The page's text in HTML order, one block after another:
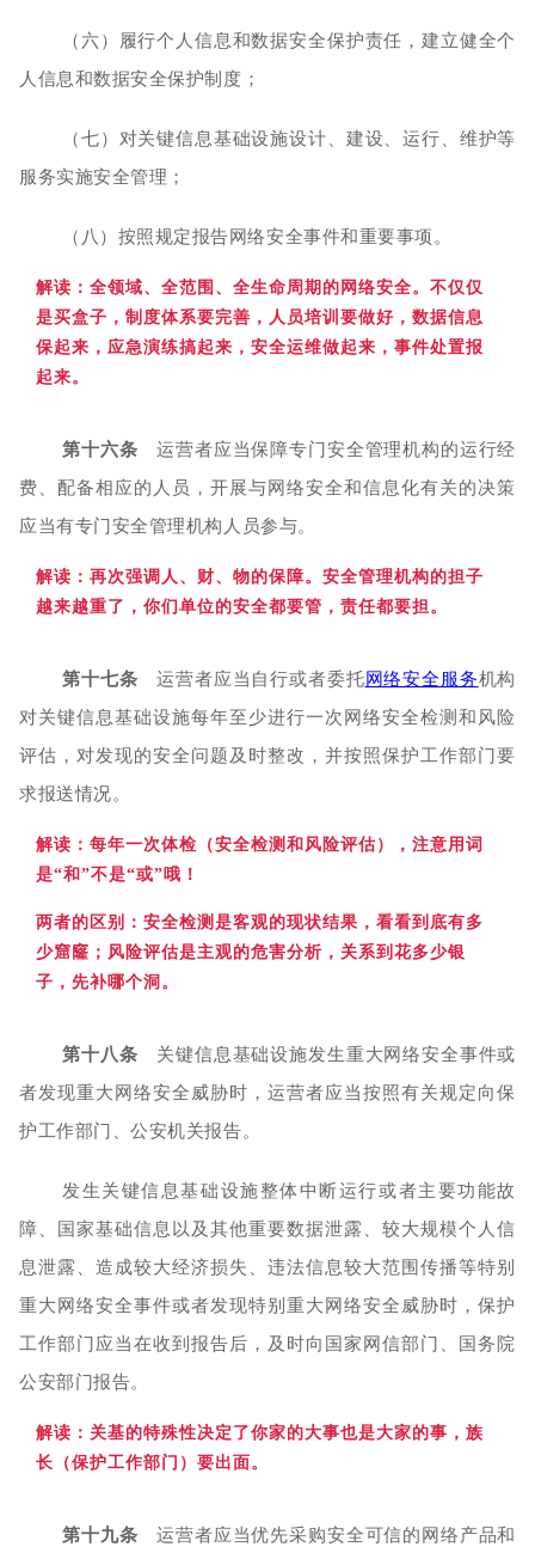
（六）履行个人信息和数据安全保护责任，建立健全个
人信息和数据安全保护制度；
（七）对关键信息基础设施设计、建设、运行、维护等
服务实施安全管理；
（八）按照规定报告网络安全事件和重要事项。
解读：全领域、全范围、全生命周期的网络安全。不仅仅
是买盒子，制度体系要完善，人员培训要做好，数据信息
保起来，应急演练搞起来，安全运维做起来，事件处置报
起来。
第十六条 运营者应当保障专门安全管理机构的运行经
费、配备相应的人员，开展与网络安全和信息化有关的决策
应当有专门安全管理机构人员参与。
解读：再次强调人、财、物的保障。安全管理机构的担子
越来越重了，你们单位的安全都要管，责任都要担。
第十七条 运营者应当自行或者委托网络安全服务机构
对关键信息基础设施每年至少进行一次网络安全检测和风险
评估，对发现的安全问题及时整改，并按照保护工作部门要
求报送情况。
解读：每年一次体检（安全检测和风险评估），注意用词
是“和 ”不是“或”哦！
两者的区别： 安全检测是客观的现状结果，看看到底有多
少窟窿； 风险评估是主观的危害分析，关系到花多少银
子，先补哪个洞。
第十八条 关键信息基础设施发生重大网络安全事件或
者发现重大网络安全威胁时，运营者应当按照有关规定向保
护工作部门、公安机关报告。
发生关键信息基础设施整体中断运行或者主要功能故
障、国家基础信息以及其他重要数据泄露、较大规模个人信
息泄露、造成较大经济损失、违法信息较大范围传播等特别
重大网络安全事件或者发现特别重大网络安全威胁时，保护
工作部门应当在收到报告后，及时向国家网信部门、国务院
公安部门报告。
解读：关基的特殊性决定了你家的大事也是大家的事， 族
长（保护工作部门）要出面。
第十九条 运营者应当优先采购安全可信的网络产品和